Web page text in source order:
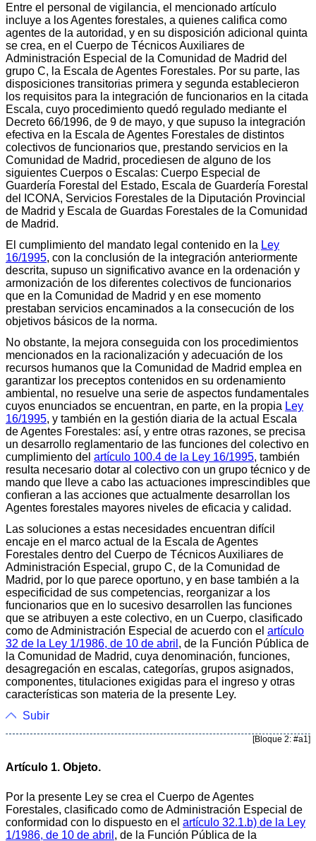
Entre el personal de vigilancia, el mencionado artículo
incluye a los Agentes forestales, a quienes califica como
agentes de la autoridad, y en su disposición adicional quinta
se crea, en el Cuerpo de Técnicos Auxiliares de
Administración Especial de la Comunidad de Madrid del
grupo C, la Escala de Agentes Forestales. Por su parte, las
disposiciones transitorias primera y segunda establecieron
los requisitos para la integración de funcionarios en la citada
Escala, cuyo procedimiento quedó regulado mediante el
Decreto 66/1996, de 9 de mayo, y que supuso la integración
efectiva en la Escala de Agentes Forestales de distintos
colectivos de funcionarios que, prestando servicios en la
Comunidad de Madrid, procediesen de alguno de los
siguientes Cuerpos o Escalas: Cuerpo Especial de
Guardería Forestal del Estado, Escala de Guardería Forestal
del ICONA, Servicios Forestales de la Diputación Provincial
de Madrid y Escala de Guardas Forestales de la Comunidad
de Madrid.
El cumplimiento del mandato legal contenido en la Ley
16/1995, con la conclusión de la integración anteriormente
descrita, supuso un significativo avance en la ordenación y
armonización de los diferentes colectivos de funcionarios
que en la Comunidad de Madrid y en ese momento
prestaban servicios encaminados a la consecución de los
objetivos básicos de la norma.
No obstante, la mejora conseguida con los procedimientos
mencionados en la racionalización y adecuación de los
recursos humanos que la Comunidad de Madrid emplea en
garantizar los preceptos contenidos en su ordenamiento
ambiental, no resuelve una serie de aspectos fundamentales
cuyos enunciados se encuentran, en parte, en la propia Ley
16/1995, y también en la gestión diaria de la actual Escala
de Agentes Forestales: así, y entre otras razones, se precisa
un desarrollo reglamentario de las funciones del colectivo en
cumplimiento del artículo 100.4 de la Ley 16/1995, también
resulta necesario dotar al colectivo con un grupo técnico y de
mando que lleve a cabo las actuaciones imprescindibles que
confieran a las acciones que actualmente desarrollan los
Agentes forestales mayores niveles de eficacia y calidad.
Las soluciones a estas necesidades encuentran difícil
encaje en el marco actual de la Escala de Agentes
Forestales dentro del Cuerpo de Técnicos Auxiliares de
Administración Especial, grupo C, de la Comunidad de
Madrid, por lo que parece oportuno, y en base también a la
especificidad de sus competencias, reorganizar a los
funcionarios que en lo sucesivo desarrollen las funciones
que se atribuyen a este colectivo, en un Cuerpo, clasificado
como de Administración Especial de acuerdo con el artículo
32 de la Ley 1/1986, de 10 de abril , de la Función Pública de
la Comunidad de Madrid, cuya denominación, funciones,
desagregación en escalas, categorías, grupos asignados,
componentes, titulaciones exigidas para el ingreso y otras
características son materia de la presente Ley.
Subir
[Bloque 2: #a1]
Artículo 1. Objeto.
Por la presente Ley se crea el Cuerpo de Agentes
Forestales, clasificado como de Administración Especial de
conformidad con lo dispuesto en el artículo 32.1.b) de la Ley
1/1986, de 10 de abril , de la Función Pública de la